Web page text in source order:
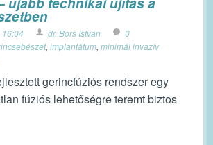
dr. Bors István
0
, implantátum, minimál invazív
gerincfúziós rendszer egy
fúziós lehetőségre teremt biztos